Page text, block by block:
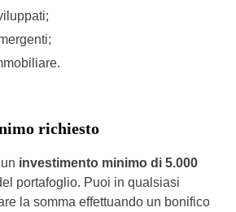
richiesto
investimento minimo di 5.000
portafoglio. Puoi in qualsiasi
la somma effettuando un bonifico